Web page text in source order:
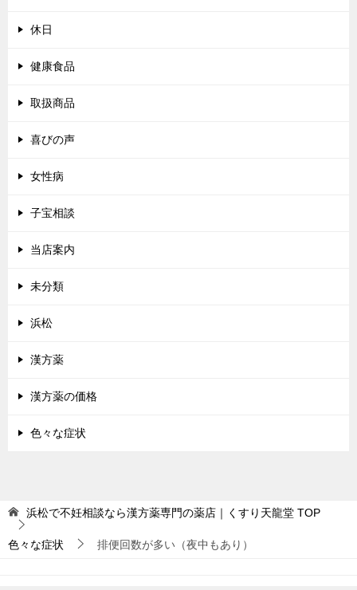
休日
健康食品
取扱商品
喜びの声
女性病
子宝相談
当店案内
未分類
浜松
漢方薬
漢方薬の価格
色々な症状
浜松で不妊相談なら漢方薬専門の薬店｜くすり天龍堂 TOP
色々な症状 排便回数が多い（夜中もあり）